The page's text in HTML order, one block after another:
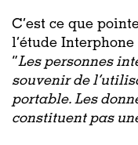
C’est ce que
l’étude
“Les personnes
souvenir de
portable. Les
constituent pas